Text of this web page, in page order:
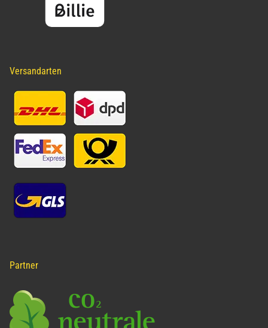
Versandarten
Partner